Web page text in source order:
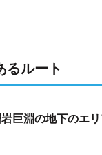
るルート
淵の地下のエリ